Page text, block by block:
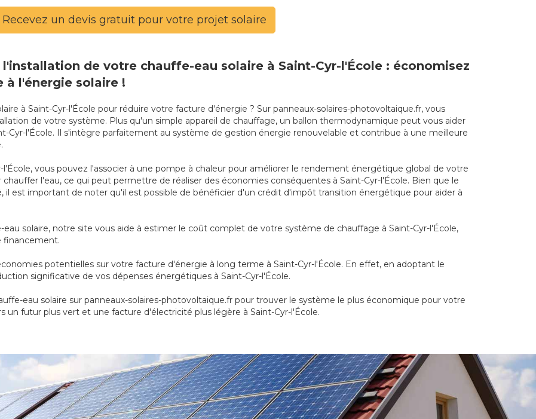
Recevez un devis gratuit pour votre projet solaire
de votre chauffe-eau solaire à Saint-Cyr-l'École : économisez
à l'énergie solaire !
à Saint-Cyr-l'École pour réduire votre facture d'énergie ? Sur panneaux-solaires-photovoltaique.fr, vous
de votre système. Plus qu'un simple appareil de chauffage, un ballon thermodynamique peut vous aider
Cyr-l'École. Il s'intègre parfaitement au système de gestion énergie renouvelable et contribue à une meilleure
vous pouvez l'associer à une pompe à chaleur pour améliorer le rendement énergétique global de votre
l'eau, ce qui peut permettre de réaliser des économies conséquentes à Saint-Cyr-l'École. Bien que le
il est important de noter qu'il est possible de bénéficier d'un crédit d'impôt transition énergétique pour aider à
solaire, notre site vous aide à estimer le coût complet de votre système de chauffage à Saint-Cyr-l'École,
financement.
potentielles sur votre facture d'énergie à long terme à Saint-Cyr-l'École. En effet, en adoptant le
significative de vos dépenses énergétiques à Saint-Cyr-l'École.
eau solaire sur panneaux-solaires-photovoltaique.fr pour trouver le système le plus économique pour votre
un futur plus vert et une facture d'électricité plus légère à Saint-Cyr-l'École.